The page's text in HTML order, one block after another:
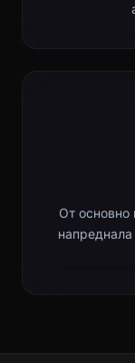
От основно